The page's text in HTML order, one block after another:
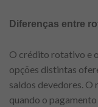
Diferenças entre
O crédito rotativo e
opções distintas
saldos devedores.
quando o